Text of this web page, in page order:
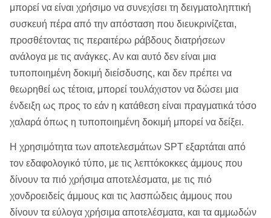
μπορεί να είναι χρήσιμο να συνεχίσει τη δειγματοληπτική
συσκευή πέρα από την απόσταση που διευκρινίζεται,
προσθέτοντας τις περαιτέρω ράβδους διατρήσεων
ανάλογα με τις ανάγκες. Αν και αυτό δεν είναι μια
τυποποιημένη δοκιμή διείσδυσης, και δεν πρέπει να
θεωρηθεί ως τέτοια, μπορεί τουλάχιστον να δώσει μια
ένδειξη ως προς το εάν η κατάθεση είναι πραγματικά τόσο
χαλαρά όπως η τυποποιημένη δοκιμή μπορεί να δείξει.
Η χρησιμότητα των αποτελεσμάτων SPT εξαρτάται από
τον εδαφολογικό τύπο, με τις λεπτόκοκκες άμμους που
δίνουν τα πιό χρήσιμα αποτελέσματα, με τις πιό
χονδροειδείς άμμους και τις λασπώδεις άμμους που
δίνουν τα εύλογα χρήσιμα αποτελέσματα, και τα αμμωδών